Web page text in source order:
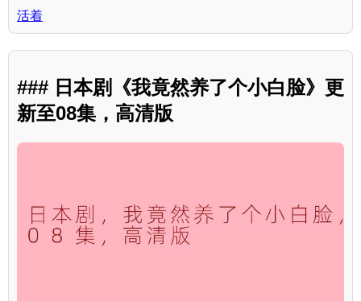
活着
### 日本剧《我竟然养了个小白脸》更
新至08集，高清版